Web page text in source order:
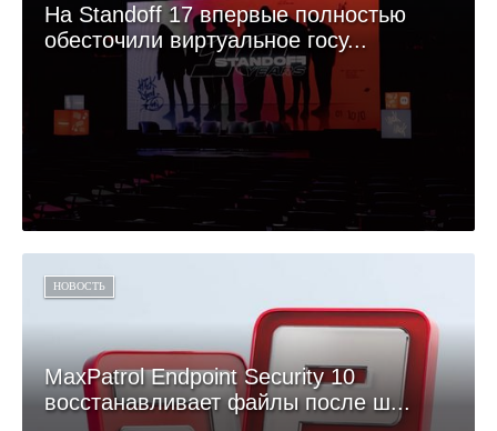
На Standoff 17 впервые полностью
обесточили виртуальное госу...
НОВОСТЬ
MaxPatrol Endpoint Security 10
восстанавливает файлы после ш...